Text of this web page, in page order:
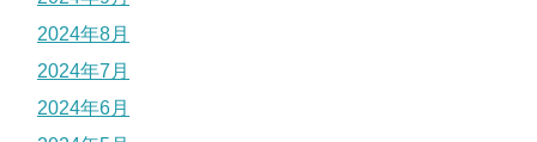
2024年8月
2024年7月
2024年6月